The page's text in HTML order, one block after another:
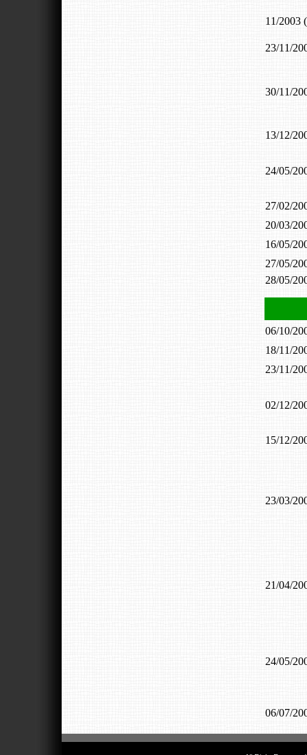
11/2003
23/11/
30/11/
13/12/
24/05/
27/02/
20/03/
16/05/
27/05/
28/05/
06/10/
18/11/
23/11/
02/12/
15/12/
23/03/
21/04/
24/05/
06/07/